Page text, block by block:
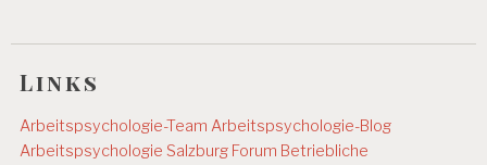
R
EI
T
Links
Arbeitspsychologie-TeamArbeitspsychologie-Blog
Arbeitspsychologie Salzburg Forum Betriebliche